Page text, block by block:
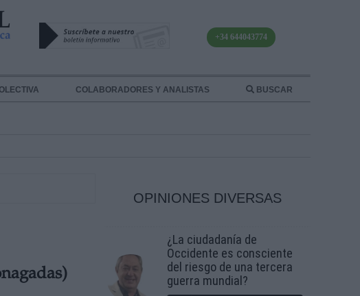
+34 644043774
COLABORADORES Y ANALISTAS BUSCAR
OPINIONES DIVERSAS
¿La ciudadanía de
Occidente es consciente
del riesgo de una tercera
guerra mundial?